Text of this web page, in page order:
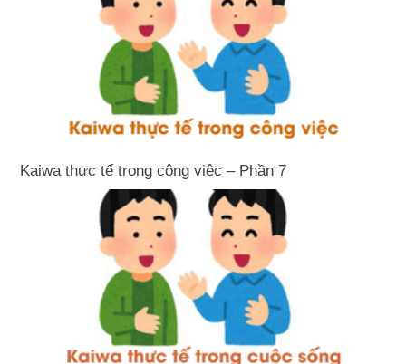
Kaiwa thực tế trong công việc – Phần 7